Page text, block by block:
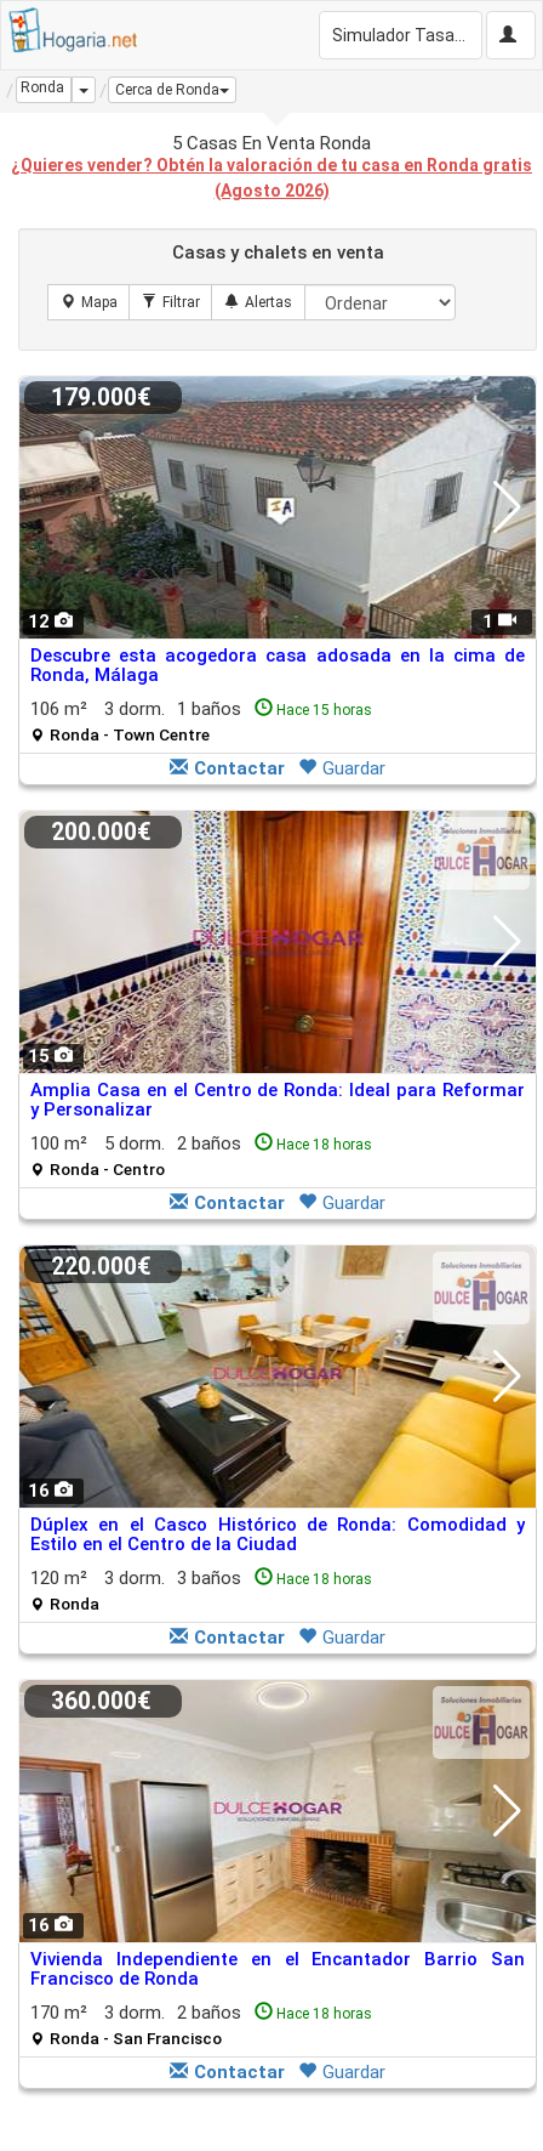
Ronda Dropdown
Cerca de Ronda
5 Casas En Venta Ronda
¿Quieres vender? Obtén la valoración de tu casa en Ronda gratis
(Agosto 2026)
Casas y chalets en venta
12 1
179.000€
Descubre esta acogedora casa adosada en la cima de
Ronda, Málaga
106 m²
3 dorm. 1 baños Hace 15 horas
Ronda - Town Centre
Contactar Guardar
15
200.000€
Amplia Casa en el Centro de Ronda: Ideal para Reformar
y Personalizar
100 m²
5 dorm. 2 baños Hace 18 horas
Ronda - Centro
Contactar Guardar
16
220.000€
Dúplex en el Casco Histórico de Ronda: Comodidad y
Estilo en el Centro de la Ciudad
120 m²
3 dorm. 3 baños Hace 18 horas
Ronda
Contactar Guardar
16
360.000€
Vivienda Independiente en el Encantador Barrio San
Francisco de Ronda
170 m²
3 dorm. 2 baños Hace 18 horas
Ronda - San Francisco
Contactar Guardar